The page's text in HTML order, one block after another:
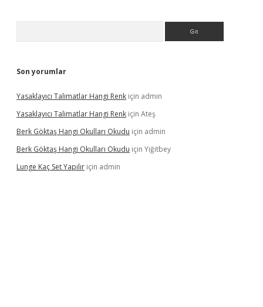
Son yorumlar
Yasaklayıcı Talimatlar Hangi Renk için admin
Yasaklayıcı Talimatlar Hangi Renk için Ateş
Berk Göktaş Hangi Okulları Okudu için admin
Berk Göktaş Hangi Okulları Okudu için Yiğitbey
Lunge Kaç Set Yapılır için admin